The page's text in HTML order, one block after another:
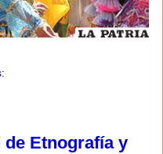
de Etnografía y